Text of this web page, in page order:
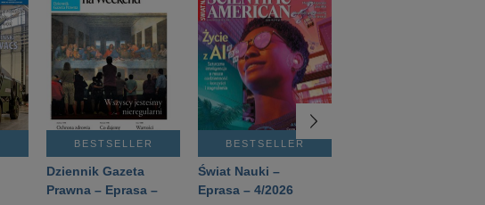
BESTSELLER
Dziennik Gazeta
Prawna – Eprasa –
BESTSELLER
Świat Nauki –
Eprasa – 4/2026